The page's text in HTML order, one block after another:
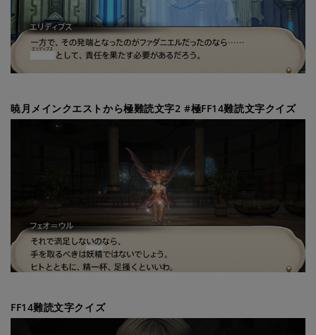
暁月メインクエストから極難読文字2 #極FF14難読文字クイズ
FF14難読文字クイズ